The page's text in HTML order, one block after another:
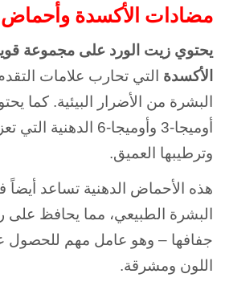
مضادات الأكسدة وأحماض
يحتوي زيت الورد على مجموعة
الأكسدة التي تحارب علامات
البشرة من الأضرار البيئية. كما
أوميجا-3 وأوميجا-6
وترطيبها العميق.
هذه الأحماض الدهنية تساعد أيضاً
البشرة الطبيعي، مما يحافظ على
جفافها – وهو عامل مهم للحصول
اللون ومشرقة.